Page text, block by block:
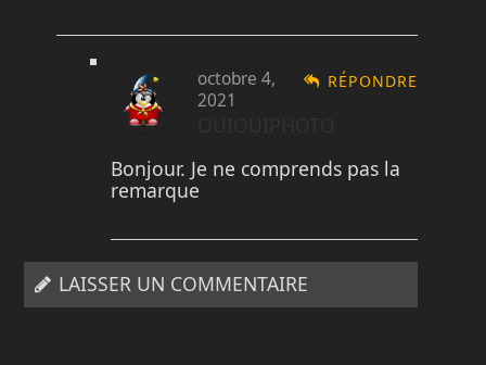
RÉPONDRE
octobre 4,
2021
Bonjour. Je ne comprends pas la
remarque
LAISSER UN COMMENTAIRE